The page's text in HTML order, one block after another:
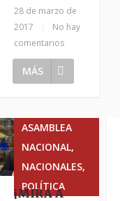
28 de marzo de
2017
No hay
comentarios
MÁS
ASAMBLEA
NACIONAL,
NACIONALES,
POLÍTICA
¡MIRA A